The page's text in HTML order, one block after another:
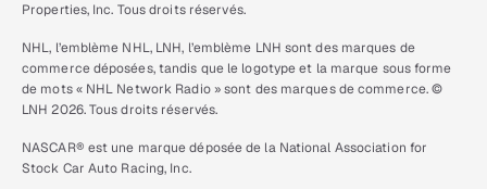
Properties, Inc. Tous droits réservés.
NHL, l’emblème NHL, LNH, l’emblème LNH sont des marques de
commerce déposées, tandis que le logotype et la marque sous forme
de mots « NHL Network Radio » sont des marques de commerce. ©
LNH 2026. Tous droits réservés.
NASCAR® est une marque déposée de la National Association for
Stock Car Auto Racing, Inc.